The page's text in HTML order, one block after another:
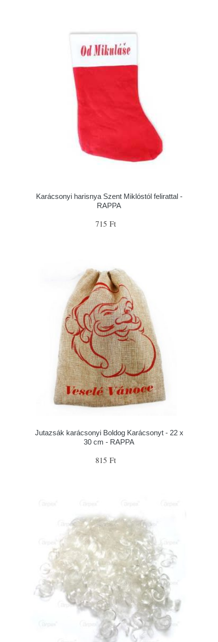
Karácsonyi harisnya Szent Miklóstól felirattal -
RAPPA
715 Ft
Jutazsák karácsonyi Boldog Karácsonyt - 22 x
30 cm - RAPPA
815 Ft